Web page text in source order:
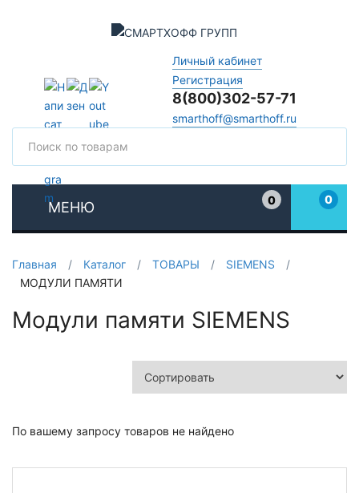
Личный кабинет
Регистрация
8(800)302-57-71
smarthoff@smarthoff.ru
МЕНЮ
0
0
Главная / Каталог / ТОВАРЫ / SIEMENS
/
МОДУЛИ ПАМЯТИ
Модули памяти SIEMENS
По вашему запросу товаров не найдено